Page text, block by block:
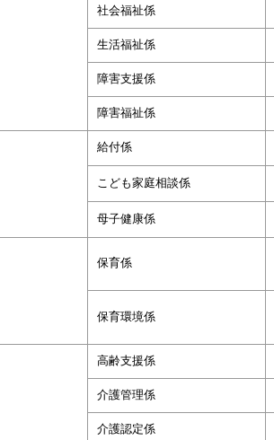
社会福祉係
生活福祉係
障害支援係
障害福祉係
給付係
こども家庭相談係
母子健康係
保育係
保育環境係
高齢支援係
介護管理係
介護認定係